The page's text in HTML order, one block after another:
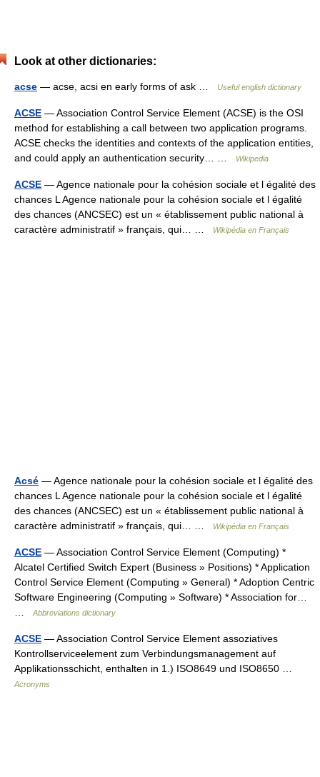
Look at other dictionaries:
acse — acse, acsi en early forms of ask … Useful english dictionary
ACSE — Association Control Service Element (ACSE) is the OSI
method for establishing a call between two application programs.
ACSE checks the identities and contexts of the application entities,
and could apply an authentication security… …
Wikipedia
ACSE — Agence nationale pour la cohésion sociale et l égalité des
chances L Agence nationale pour la cohésion sociale et l égalité
des chances (ANCSEC) est un « établissement public national à
caractère administratif » français, qui… …
Wikipédia en Français
Acsé — Agence nationale pour la cohésion sociale et l égalité des
chances L Agence nationale pour la cohésion sociale et l égalité
des chances (ANCSEC) est un « établissement public national à
caractère administratif » français, qui… …
Wikipédia en Français
ACSE — Association Control Service Element (Computing) *
Alcatel Certified Switch Expert (Business » Positions) * Application
Control Service Element (Computing » General) * Adoption Centric
Software Engineering (Computing » Software) * Association for…
Abbreviations dictionary
ACSE — Association Control Service Element assoziatives
Kontrollserviceelement zum Verbindungsmanagement auf
Applikationsschicht, enthalten in 1.) ISO8649 und ISO8650 …
Acronyms